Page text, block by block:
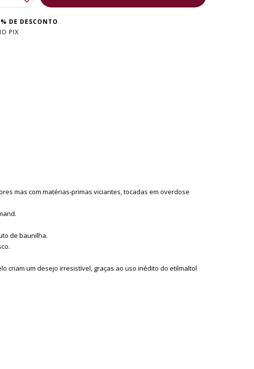
DE DESCONTO
PIX
mas com matérias-primas viciantes, tocadas em overdose
de baunilha.
criam um desejo irresistível, graças ao uso inédito do etilmaltol